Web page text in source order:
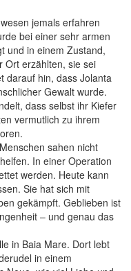
jemals erfahren
bei einer sehr armen
und in einem Zustand,
Ort erzählten, sie sei
darauf hin, dass Jolanta
Gewalt wurde.
dass selbst ihr Kiefer
vermutlich zu ihrem
sahen nicht
In einer Operation
werden. Heute kann
Sie hat sich mit
gekämpft. Geblieben ist
– und genau das
in Baia Mare. Dort lebt
in einem